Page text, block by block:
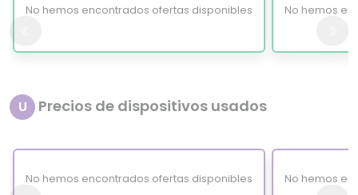
No hemos encontrados ofertas disponibles No hemos
U Precios de dispositivos usados
No hemos encontrados ofertas disponibles No hemos